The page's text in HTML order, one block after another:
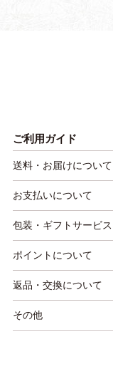
ご利用ガイド
送料・お届けについて
お支払いについて
包装・ギフトサービス
ポイントについて
返品・交換について
その他